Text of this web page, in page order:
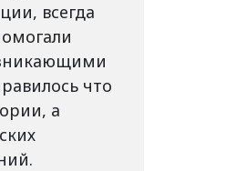
всегда
что
а